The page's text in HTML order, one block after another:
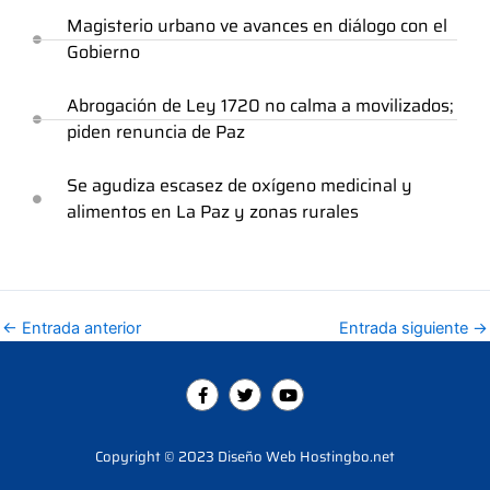
Magisterio urbano ve avances en diálogo con el
Gobierno
Abrogación de Ley 1720 no calma a movilizados;
piden renuncia de Paz
Se agudiza escasez de oxígeno medicinal y
alimentos en La Paz y zonas rurales
← Entrada anterior Entrada siguiente →
F
a
b
o
T
w
t
e
Y
o
u
b
Copyright © 2023 Diseño Web Hostingbo.net